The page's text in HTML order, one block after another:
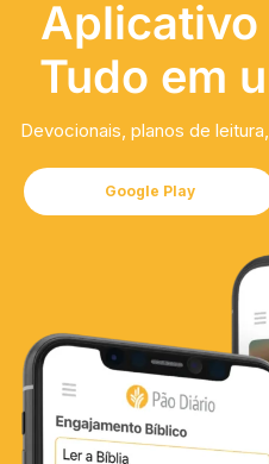
Aplicativo
Tudo em
Devocionais, planos de
Google Play